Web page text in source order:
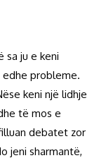
sa ju e keni
edhe probleme.
keni një lidhje
të mos e
debatet zor
jeni sharmantë,